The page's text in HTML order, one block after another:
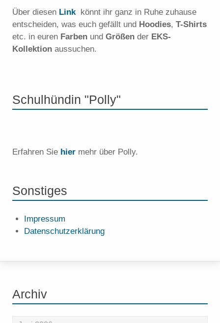
Über diesen Link könnt ihr ganz in Ruhe zuhause
entscheiden, was euch gefällt und Hoodies, T-Shirts
etc. in euren Farben und Größen der EKS-
Kollektion aussuchen.
Schulhündin "Polly"
Erfahren Sie hier mehr über Polly.
Sonstiges
Impressum
Datenschutzerklärung
Archiv